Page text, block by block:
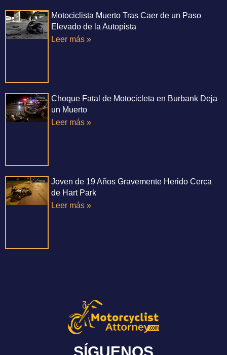
Motociclista Muerto Tras Caer de un Paso
Elevado de la Autopista
Leer más »
Choque Fatal de Motocicleta en Burbank Deja
un Muerto
Leer más »
Joven de 19 Años Gravemente Herido Cerca
de Hart Park
Leer más »
SÍGUENOS